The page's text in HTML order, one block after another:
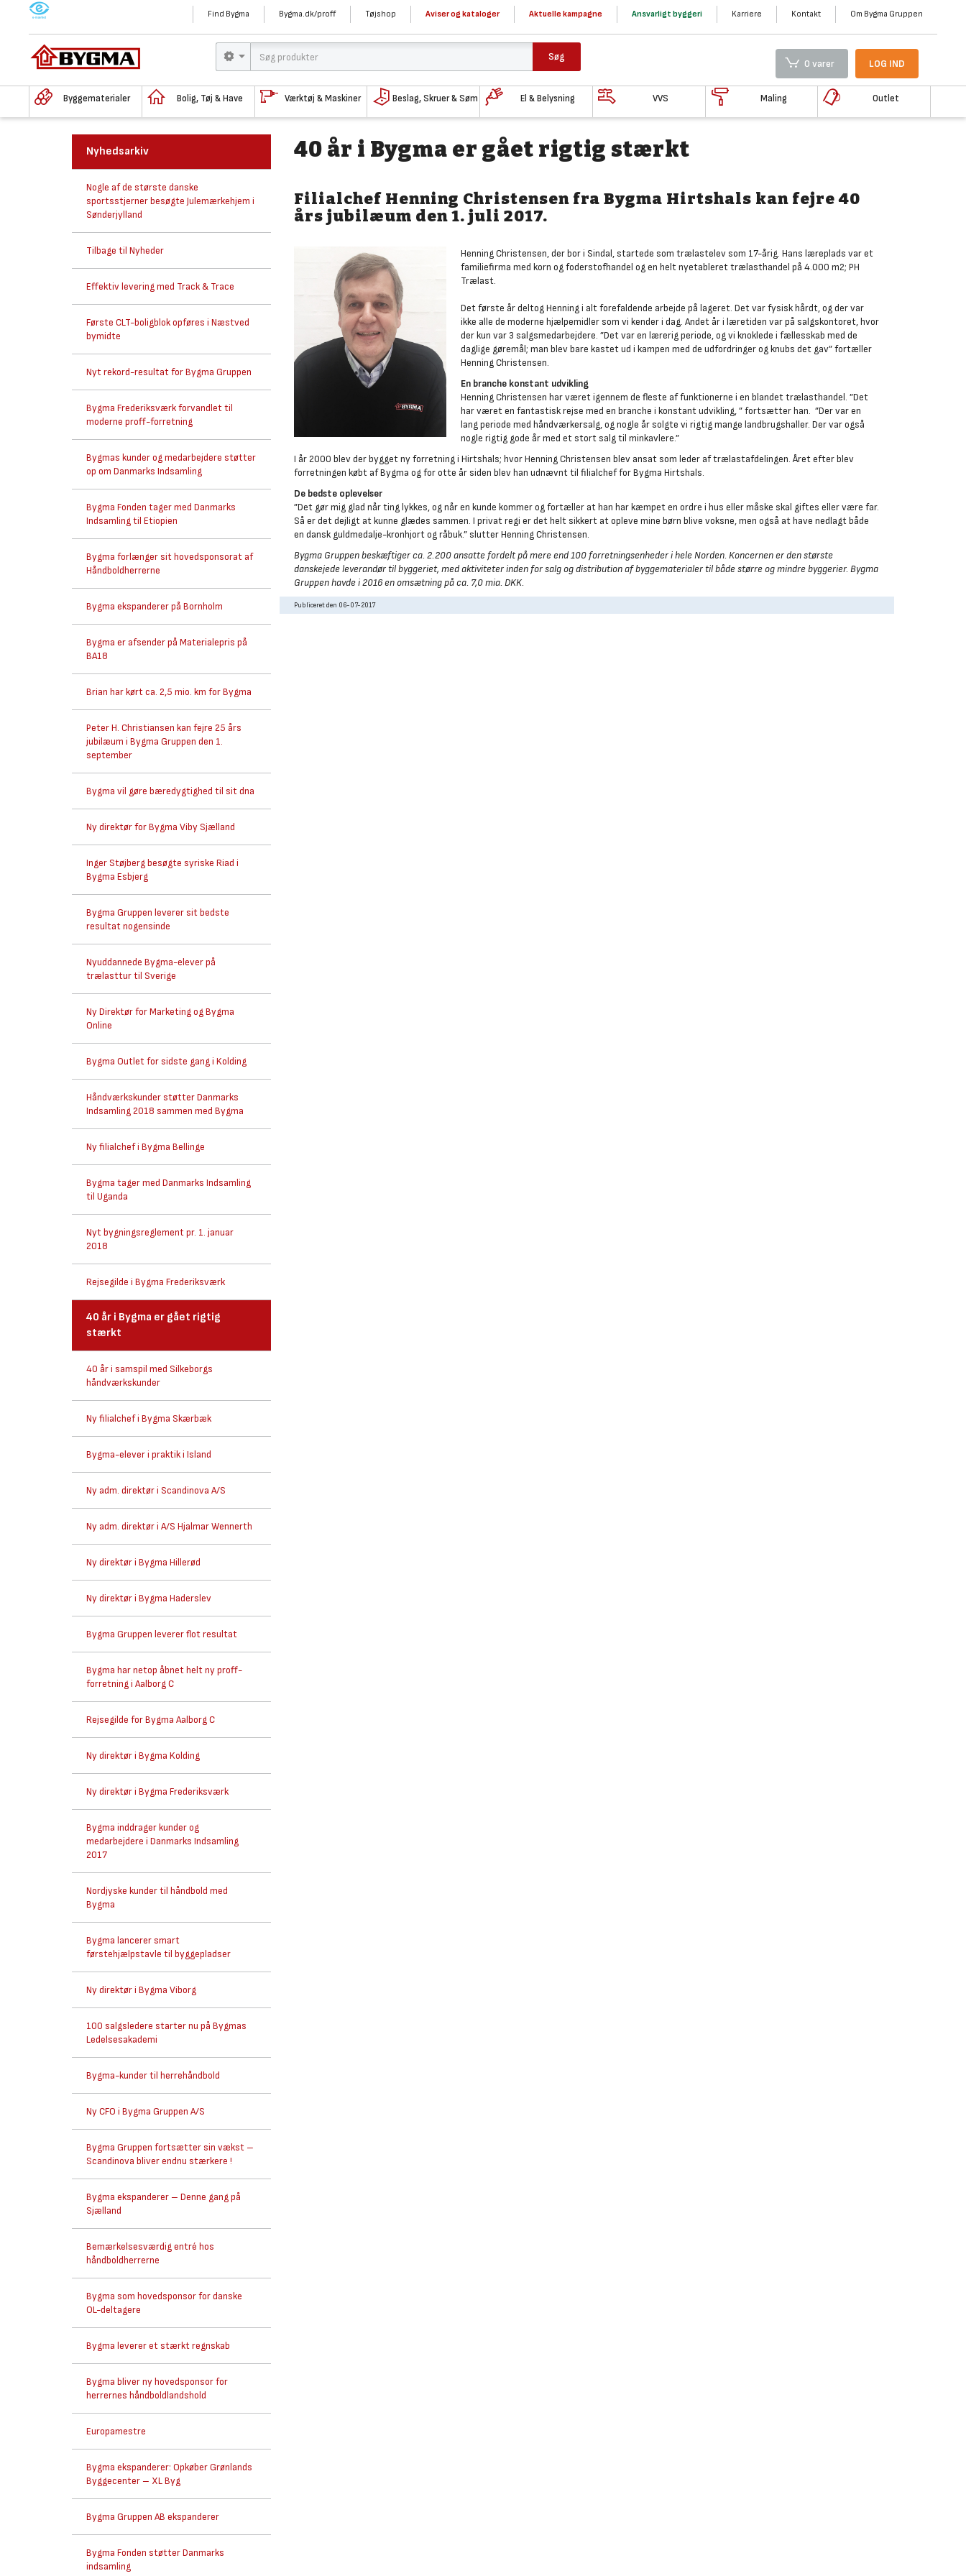
M Find Bygma Bygma.dk/proff Tøjshop Aviser og kataloger Aktuelle kampagne Ansvarligt byggeri Karriere Kontakt Om Bygma Gruppen
Søg
0 varer LOG IND
Byggematerialer Bolig, Tøj & Have Værktøj & Maskiner Beslag, Skruer & Søm El & Belysning VVS Maling Outlet
Nyhedsarkiv
Nogle af de største danske
sportsstjerner besøgte Julemærkehjem i
Sønderjylland
Tilbage til Nyheder
Effektiv levering med Track & Trace
Første CLT-boligblok opføres i Næstved
bymidte
Nyt rekord-resultat for Bygma Gruppen
Bygma Frederiksværk forvandlet til
moderne proff-forretning
Bygmas kunder og medarbejdere støtter
op om Danmarks Indsamling
Bygma Fonden tager med Danmarks
Indsamling til Etiopien
Bygma forlænger sit hovedsponsorat af
Håndboldherrerne
Bygma ekspanderer på Bornholm
Bygma er afsender på Materialepris på
BA18
Brian har kørt ca. 2,5 mio. km for Bygma
Peter H. Christiansen kan fejre 25 års
jubilæum i Bygma Gruppen den 1.
september
Bygma vil gøre bæredygtighed til sit dna
Ny direktør for Bygma Viby Sjælland
Inger Støjberg besøgte syriske Riad i
Bygma Esbjerg
Bygma Gruppen leverer sit bedste
resultat nogensinde
Nyuddannede Bygma-elever på
trælasttur til Sverige
Ny Direktør for Marketing og Bygma
Online
Bygma Outlet for sidste gang i Kolding
Håndværkskunder støtter Danmarks
Indsamling 2018 sammen med Bygma
Ny filialchef i Bygma Bellinge
Bygma tager med Danmarks Indsamling
til Uganda
Nyt bygningsreglement pr. 1. januar
2018
Rejsegilde i Bygma Frederiksværk
40 år i Bygma er gået rigtig
stærkt
40 år i samspil med Silkeborgs
håndværkskunder
Ny filialchef i Bygma Skærbæk
Bygma-elever i praktik i Island
Ny adm. direktør i Scandinova A/S
Ny adm. direktør i A/S Hjalmar Wennerth
Ny direktør i Bygma Hillerød
Ny direktør i Bygma Haderslev
Bygma Gruppen leverer flot resultat
Bygma har netop åbnet helt ny proff-
forretning i Aalborg C
Rejsegilde for Bygma Aalborg C
Ny direktør i Bygma Kolding
Ny direktør i Bygma Frederiksværk
Bygma inddrager kunder og
medarbejdere i Danmarks Indsamling
2017
Nordjyske kunder til håndbold med
Bygma
Bygma lancerer smart
førstehjælpstavle til byggepladser
Ny direktør i Bygma Viborg
100 salgsledere starter nu på Bygmas
Ledelsesakademi
Bygma-kunder til herrehåndbold
Ny CFO i Bygma Gruppen A/S
Bygma Gruppen fortsætter sin vækst –
Scandinova bliver endnu stærkere !
Bygma ekspanderer – Denne gang på
Sjælland
Bemærkelsesværdig entré hos
håndboldherrerne
Bygma som hovedsponsor for danske
OL-deltagere
Bygma leverer et stærkt regnskab
Bygma bliver ny hovedsponsor for
herrernes håndboldlandshold
Europamestre
Bygma ekspanderer: Opkøber Grønlands
Byggecenter – XL Byg
Bygma Gruppen AB ekspanderer
Bygma Fonden støtter Danmarks
indsamling
40 år i Bygma er gået rigtig stærkt
Filialchef Henning Christensen fra Bygma Hirtshals kan fejre 40
års jubilæum den 1. juli 2017.
Henning Christensen, der bor i Sindal, startede som trælastelev som 17-årig. Hans læreplads var et
familiefirma med korn og foderstofhandel og en helt nyetableret trælasthandel på 4.000 m2; PH
Trælast.
Det første år deltog Henning i alt forefaldende arbejde på lageret. Det var fysisk hårdt, og der var
ikke alle de moderne hjælpemidler som vi kender i dag. Andet år i læretiden var på salgskontoret, hvor
der kun var 3 salgsmedarbejdere. ”Det var en lærerig periode, og vi knoklede i fællesskab med de
daglige gøremål; man blev bare kastet ud i kampen med de udfordringer og knubs det gav” fortæller
Henning Christensen.
En branche konstant udvikling
Henning Christensen har været igennem de fleste af funktionerne i en blandet trælasthandel. ”Det
har været en fantastisk rejse med en branche i konstant udvikling, ” fortsætter han. ”Der var en
lang periode med håndværkersalg, og nogle år solgte vi rigtig mange landbrugshaller. Der var også
nogle rigtig gode år med et stort salg til minkavlere.”
I år 2000 blev der bygget ny forretning i Hirtshals; hvor Henning Christensen blev ansat som leder af trælastafdelingen. Året efter blev
forretningen købt af Bygma og for otte år siden blev han udnævnt til filialchef for Bygma Hirtshals.
De bedste oplevelser
”Det gør mig glad når ting lykkes, og når en kunde kommer og fortæller at han har kæmpet en ordre i hus eller måske skal giftes eller være far.
Så er det dejligt at kunne glædes sammen. I privat regi er det helt sikkert at opleve mine børn blive voksne, men også at have nedlagt både
en dansk guldmedalje-kronhjort og råbuk.” slutter Henning Christensen.
Bygma Gruppen beskæftiger ca. 2.200 ansatte fordelt på mere end 100 forretningsenheder i hele Norden. Koncernen er den største
danskejede leverandør til byggeriet, med aktiviteter inden for salg og distribution af byggematerialer til både større og mindre byggerier. Bygma
Gruppen havde i 2016 en omsætning på ca. 7,0 mia. DKK.
Publiceret den 06-07-2017